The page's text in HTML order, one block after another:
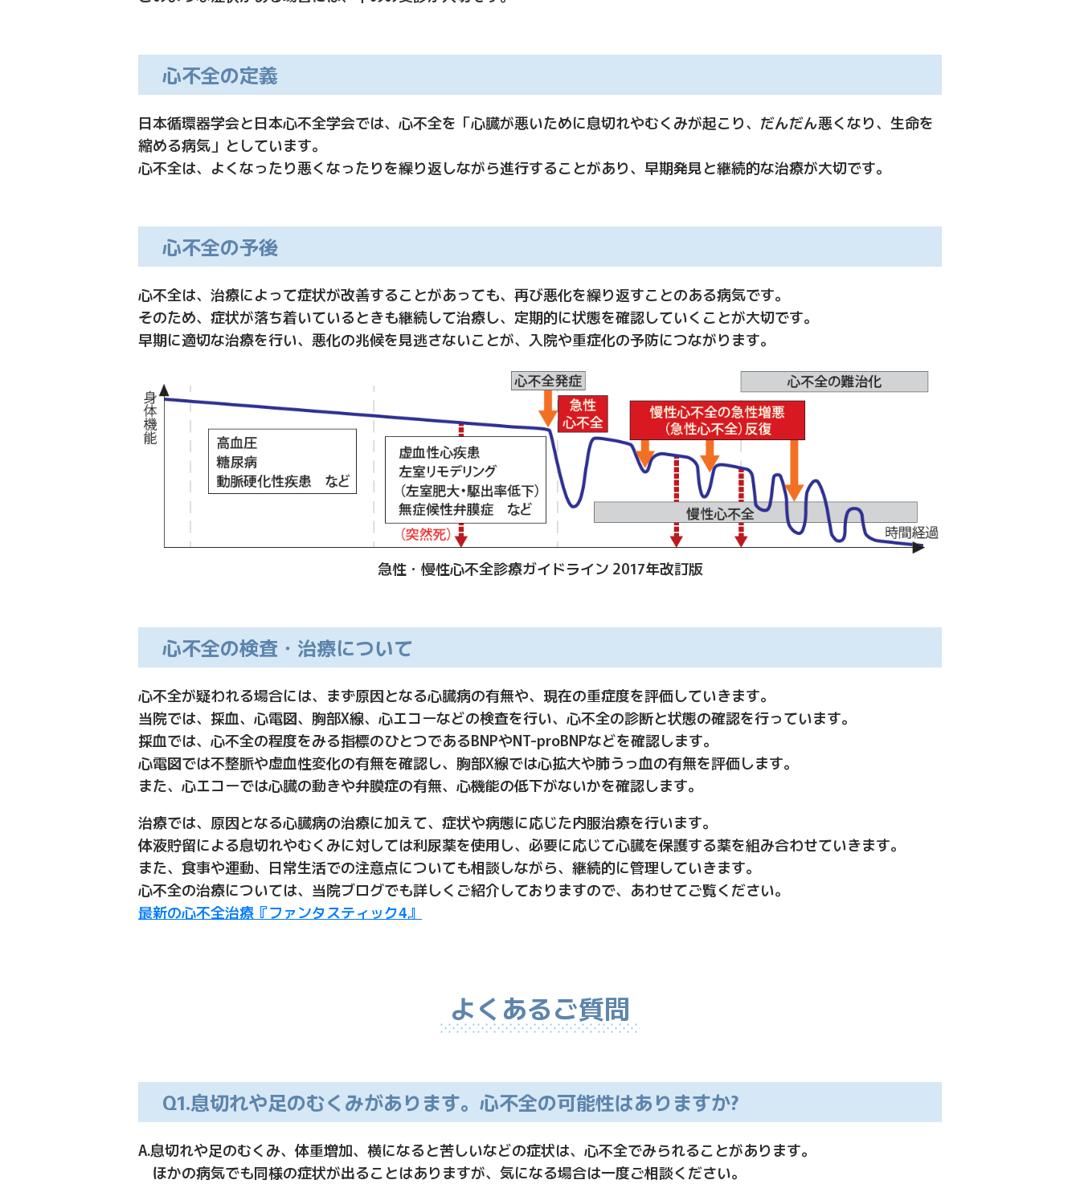
心不全の定義
日本循環器学会と日本心不全学会では、心不全を「心臓が悪いために息切れやむくみが起こり、だんだん悪くなり、生命を
縮める病気」としています。
心不全は、よくなったり悪くなったりを繰り返しながら進行することがあり、早期発見と継続的な治療が大切です。
心不全の予後
心不全は、治療によって症状が改善することがあっても、再び悪化を繰り返すことのある病気です。
そのため、症状が落ち着いているときも継続して治療し、定期的に状態を確認していくことが大切です。
早期に適切な治療を行い、悪化の兆候を見逃さないことが、入院や重症化の予防につながります。
急性・慢性心不全診療ガイドライン 2017年改訂版
心不全の検査・治療について
心不全が疑われる場合には、まず原因となる心臓病の有無や、現在の重症度を評価していきます。
当院では、採血、心電図、胸部X線、心エコーなどの検査を行い、心不全の診断と状態の確認を行っています。
採血では、心不全の程度をみる指標のひとつであるBNPやNT-proBNPなどを確認します。
心電図では不整脈や虚血性変化の有無を確認し、胸部X線では心拡大や肺うっ血の有無を評価します。
また、心エコーでは心臓の動きや弁膜症の有無、心機能の低下がないかを確認します。
治療では、原因となる心臓病の治療に加えて、症状や病態に応じた内服治療を行います。
体液貯留による息切れやむくみに対しては利尿薬を使用し、必要に応じて心臓を保護する薬を組み合わせていきます。
また、食事や運動、日常生活での注意点についても相談しながら、継続的に管理していきます。
心不全の治療については、当院ブログでも詳しくご紹介しておりますので、あわせてご覧ください。
最新の心不全治療『ファンタスティック4』
よくあるご質問
Q1.息切れや足のむくみがあります。心不全の可能性はありますか?
A.息切れや足のむくみ、体重増加、横になると苦しいなどの症状は、心不全でみられることがあります。
ほかの病気でも同様の症状が出ることはありますが、気になる場合は一度ご相談ください。